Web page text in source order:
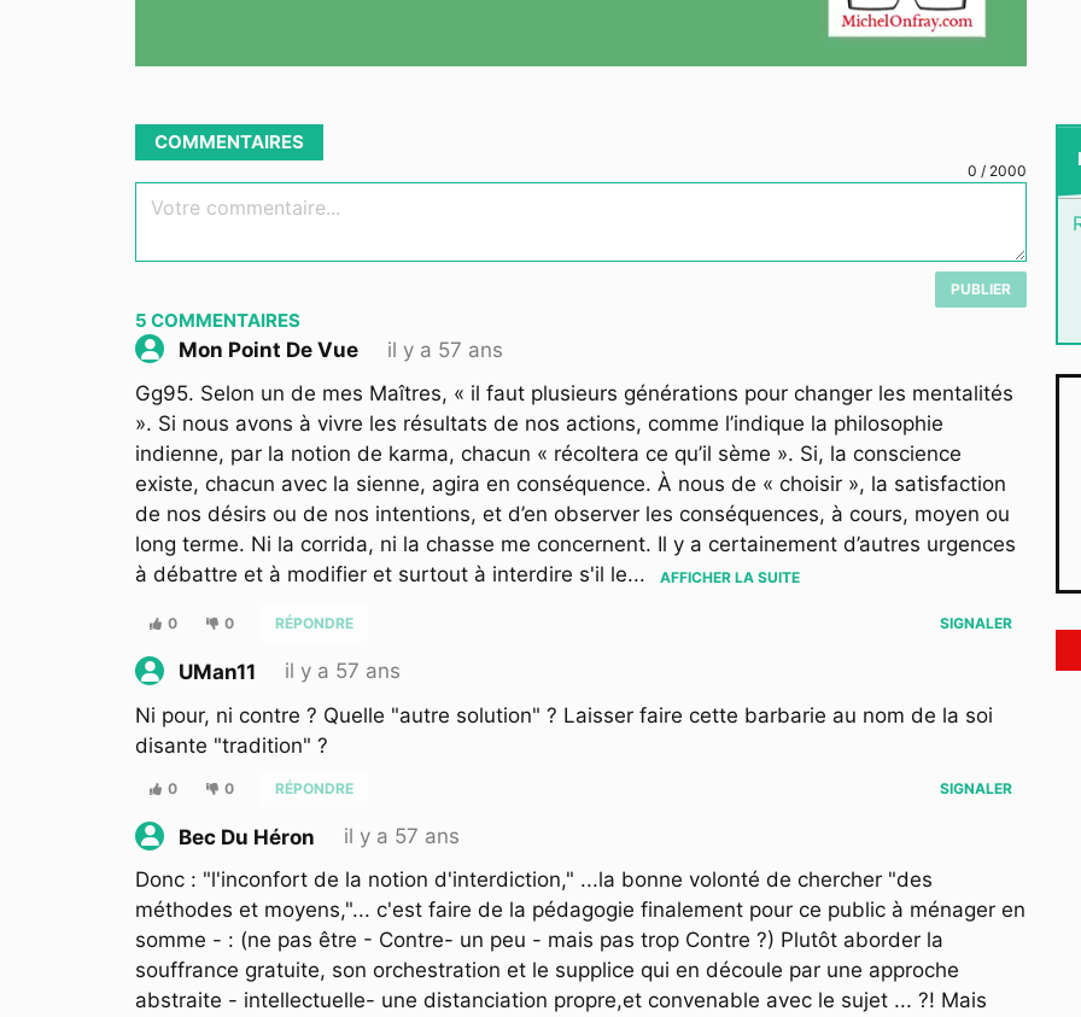
COMMENTAIRES
0 / 2000
Votre commentaire...
PUBLIER
5 COMMENTAIRES
Mon Point De Vue
il y a 57 ans
Gg95. Selon un de mes Maîtres, « il faut plusieurs générations pour changer les mentalités
». Si nous avons à vivre les résultats de nos actions, comme l’indique la philosophie
indienne, par la notion de karma, chacun « récoltera ce qu’il sème ». Si, la conscience
existe, chacun avec la sienne, agira en conséquence. À nous de « choisir », la satisfaction
de nos désirs ou de nos intentions, et d’en observer les conséquences, à cours, moyen ou
long terme. Ni la corrida, ni la chasse me concernent. Il y a certainement d’autres urgences
à débattre et à modifier et surtout à interdire s'il le... AFFICHER LA SUITE
0 0 RÉPONDRE SIGNALER
UMan11
il y a 57 ans
Ni pour, ni contre ? Quelle "autre solution" ? Laisser faire cette barbarie au nom de la soi
disante "tradition" ?
0 0 RÉPONDRE SIGNALER
Bec Du Héron
il y a 57 ans
Donc : "l'inconfort de la notion d'interdiction," ...la bonne volonté de chercher "des
méthodes et moyens,"... c'est faire de la pédagogie finalement pour ce public à ménager en
somme - : (ne pas être - Contre- un peu - mais pas trop Contre ?) Plutôt aborder la
souffrance gratuite, son orchestration et le supplice qui en découle par une approche
abstraite - intellectuelle- une distanciation propre,et convenable avec le sujet ... ?! Mais